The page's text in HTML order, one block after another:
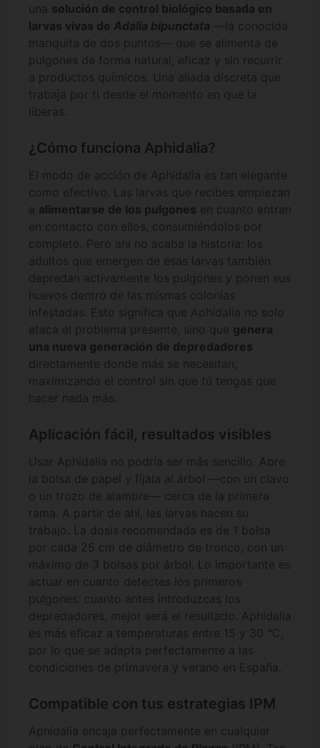
una solución de control biológico basada en
larvas vivas de Adalia bipunctata —la conocida
mariquita de dos puntos— que se alimenta de
pulgones de forma natural, eficaz y sin recurrir
a productos químicos. Una aliada discreta que
trabaja por ti desde el momento en que la
liberas.
¿Cómo funciona Aphidalia?
El modo de acción de Aphidalia es tan elegante
como efectivo. Las larvas que recibes empiezan
a alimentarse de los pulgones en cuanto entran
en contacto con ellos, consumiéndolos por
completo. Pero ahí no acaba la historia: los
adultos que emergen de esas larvas también
depredan activamente los pulgones y ponen sus
huevos dentro de las mismas colonias
infestadas. Esto significa que Aphidalia no solo
ataca el problema presente, sino que genera
una nueva generación de depredadores
directamente donde más se necesitan,
maximizando el control sin que tú tengas que
hacer nada más.
Aplicación fácil, resultados visibles
Usar Aphidalia no podría ser más sencillo. Abre
la bolsa de papel y fíjala al árbol —con un clavo
o un trozo de alambre— cerca de la primera
rama. A partir de ahí, las larvas hacen su
trabajo. La dosis recomendada es de 1 bolsa
por cada 25 cm de diámetro de tronco, con un
máximo de 3 bolsas por árbol. Lo importante es
actuar en cuanto detectes los primeros
pulgones: cuanto antes introduzcas los
depredadores, mejor será el resultado. Aphidalia
es más eficaz a temperaturas entre 15 y 30 °C,
por lo que se adapta perfectamente a las
condiciones de primavera y verano en España.
Compatible con tus estrategias IPM
Aphidalia encaja perfectamente en cualquier